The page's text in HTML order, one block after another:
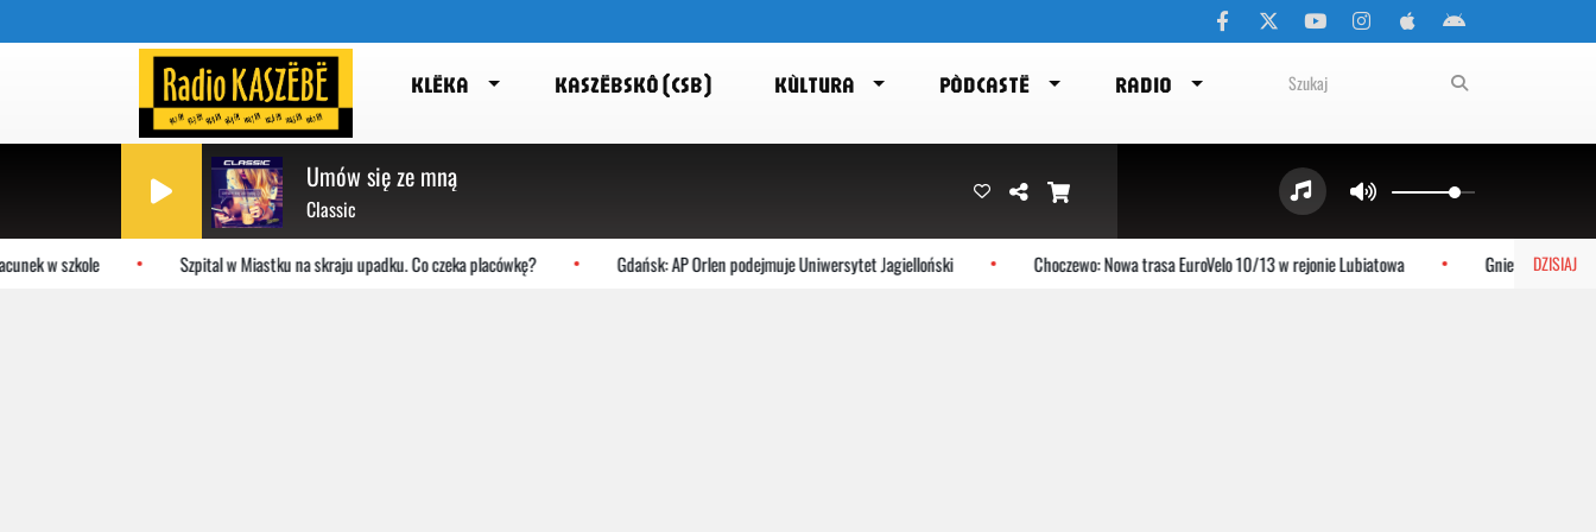
KLËKA KASZËBSKÔ (CSB) KÙLTURA PÒDCASTË RADIO
Umów się ze mną
Classic
DZISIAJ
w szkole Szpital w Miastku na skraju upadku. Co czeka placówkę? Gdańsk: AP Orlen podejmuje Uniwersytet Jagielloński Choczewo: Nowa trasa EuroVelo 10/13 w rejonie Lubiatowa Gniewino: Stolem